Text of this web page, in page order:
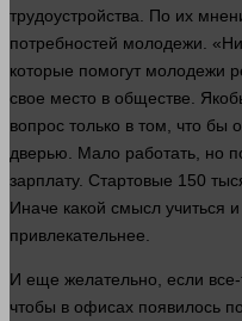
трудоустройства. По их
потребностей молодежи.
которые помогут молодежи
свое место в обществе.
вопрос только в том, что бы
дверью. Мало работать , но
зарплату. Стартовые 150
Иначе какой смысл учиться и
привлекательнее.
И еще желательно, если все-
чтобы в офисах появилось